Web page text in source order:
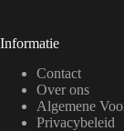
Informatie
Contact
Over ons
Algemene
Privacybeleid